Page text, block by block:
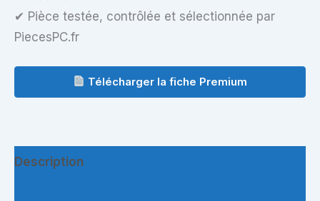
✔ Pièce testée, contrôlée et sélectionnée par
PiecesPC.fr
Télécharger la fiche Premium
Description